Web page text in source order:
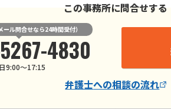
この事務所に問合せする
ール問合せなら24時間受付）
4830
9:00〜17:15
弁護士への相談の流れ